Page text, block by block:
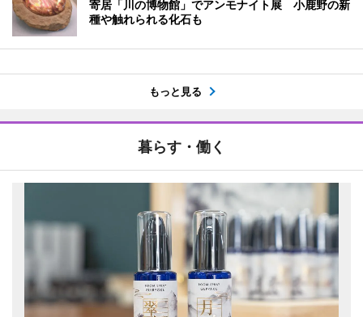
寄居「川の博物館」でアンモナイト展 小鹿野の新
種や触れられる化石も
もっと見る
暮らす・働く